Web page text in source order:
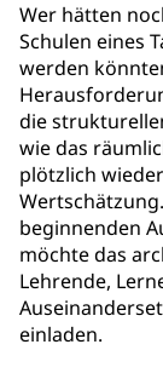
Wer hätten
Schulen eines
werden
die
wie das
plötzlich
beginnenden
möchte das
Lehrende,
einladen.